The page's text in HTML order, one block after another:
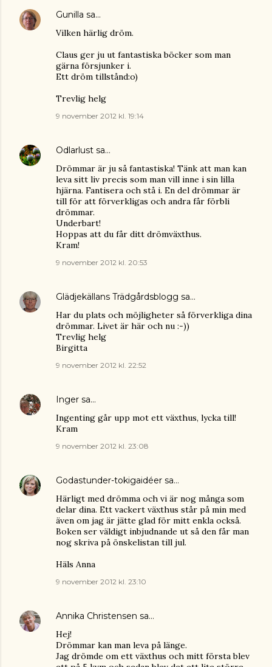
Gunilla sa…
Vilken härlig dröm.
Claus ger ju ut fantastiska böcker som man
gärna försjunker i.
Ett dröm tillstånd:o)
Trevlig helg
9 november 2012 kl. 19:14
Odlarlust sa…
Drömmar är ju så fantastiska! Tänk att man kan
leva sitt liv precis som man vill inne i sin lilla
hjärna. Fantisera och stå i. En del drömmar är
till för att förverkligas och andra får förbli
drömmar.
Underbart!
Hoppas att du får ditt drömväxthus.
Kram!
9 november 2012 kl. 20:53
Glädjekällans Trädgårdsblogg sa…
Har du plats och möjligheter så förverkliga dina
drömmar. Livet är här och nu :-))
Trevlig helg
Birgitta
9 november 2012 kl. 22:52
Inger sa…
Ingenting går upp mot ett växthus, lycka till!
Kram
9 november 2012 kl. 23:08
Godastunder-tokigaidéer sa…
Härligt med drömma och vi är nog många som
delar dina. Ett vackert växthus står på min med
även om jag är jätte glad för mitt enkla också.
Boken ser väldigt inbjudnande ut så den får man
nog skriva på önskelistan till jul.
Häls Anna
9 november 2012 kl. 23:10
Annika Christensen sa…
Hej!
Drömmar kan man leva på länge.
Jag drömde om ett växthus och mitt första blev